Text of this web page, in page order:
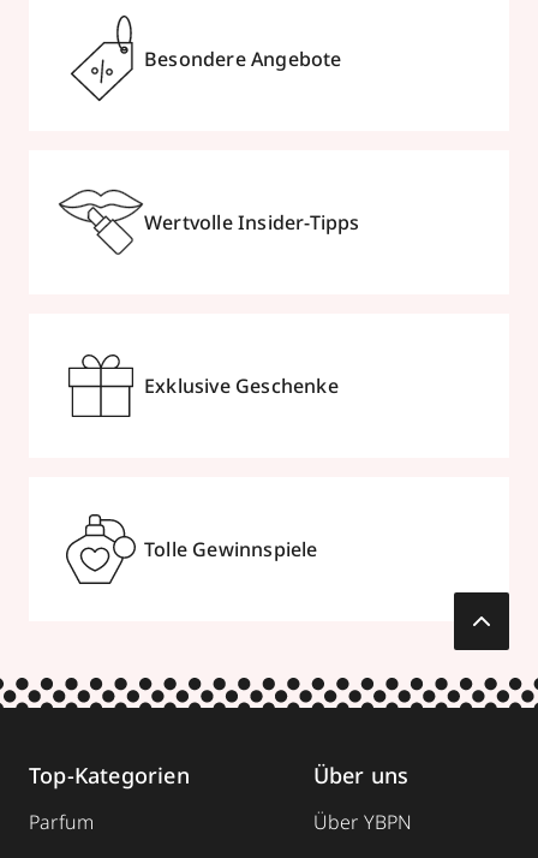
Besondere Angebote
Wertvolle Insider-Tipps
Exklusive Geschenke
Tolle Gewinnspiele
Top-Kategorien
Parfum
Über uns
Über YBPN